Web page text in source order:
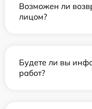
Возможен ли
лицом?
Будете ли вы
работ?